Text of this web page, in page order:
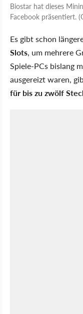
Biostar hat dieses
Facebook präsentiert.
Es gibt schon
Slots, um mehrere
Spiele-PCs bislang
ausgereizt waren,
für bis zu zwölf